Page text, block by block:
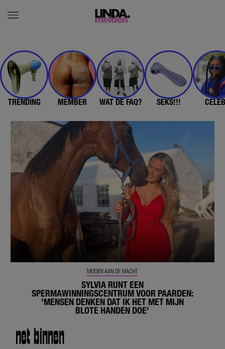
TRENDING MEMBER WAT DE FAQ? SEKS!!!
MEIDEN AAN DE MACHT
SYLVIA RUNT EEN
SPERMAWINNINGSCENTRUM VOOR PAARDEN:
'MENSEN DENKEN DAT IK HET MET MIJN
BLOTE HANDEN DOE'
net binnen